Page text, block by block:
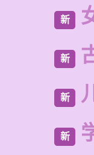
新
新
新
新